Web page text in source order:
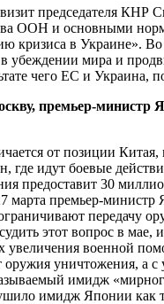
председателя
ООН и основными
кризиса в Украине».
убеждении мира и
чего ЕС и
премьер-министр
от позиции
где идут боевые
предоставит 30
марта премьер-
этот вопрос в
увеличения военной
уничтожения, а
имидж
имидж Японии как